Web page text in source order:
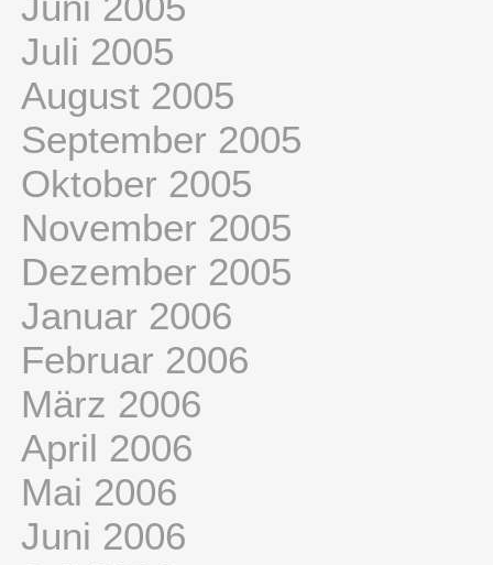
Juli 2005
August 2005
September 2005
Oktober 2005
November 2005
Dezember 2005
Januar 2006
Februar 2006
März 2006
April 2006
Mai 2006
Juni 2006